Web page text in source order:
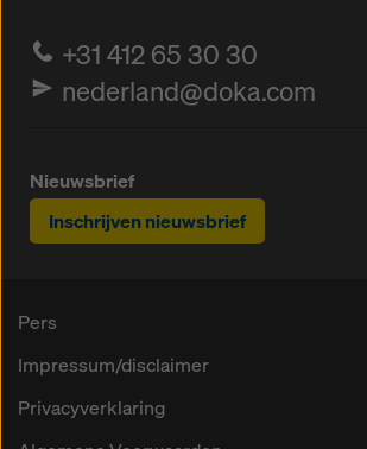
+31 412 65 30 30
nederland@doka.com
Nieuwsbrief
Inschrijven nieuwsbrief
Pers
Impressum/disclaimer
Privacyverklaring